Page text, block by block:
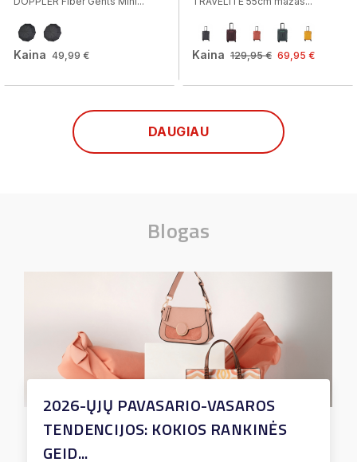
Kaina 49,99 € Kaina 129,95 € 69,95 €
DAUGIAU
Blogas
2026-ŲJŲ PAVASARIO-VASAROS
TENDENCIJOS: KOKIOS RANKINĖS
GEID...